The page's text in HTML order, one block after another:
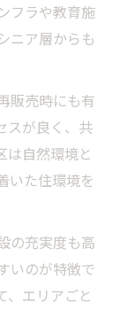
フラや教育施
ニア層からも
販売時にも有
スが良く、共
は自然環境と
いた住環境を
の充実度も高
いのが特徴で
、エリアごと